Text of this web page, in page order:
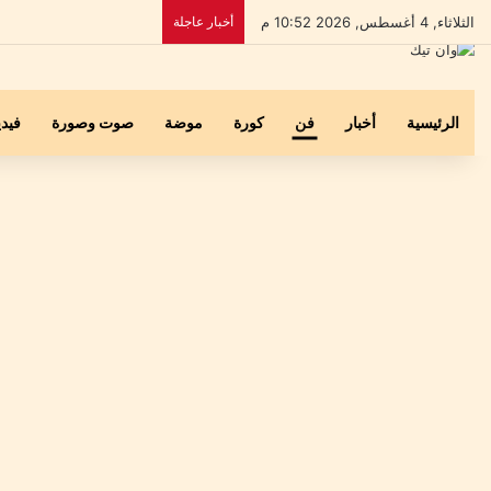
الثلاثاء, 4 أغسطس, 2026 10:52 م أخبار عاجلة
الرئيسية أخبار فن كورة موضة صوت وصورة